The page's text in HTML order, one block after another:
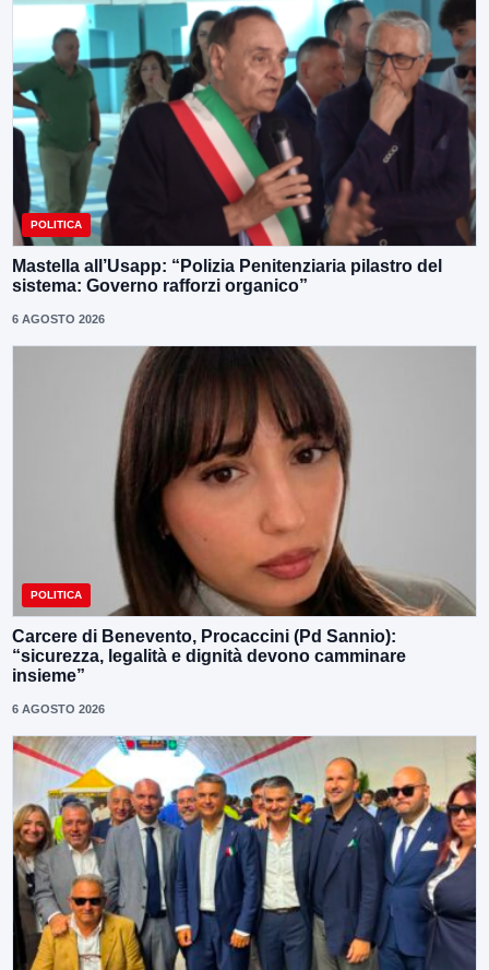
POLITICA
Mastella all’Usapp: “Polizia Penitenziaria pilastro del
sistema: Governo rafforzi organico”
6 AGOSTO 2026
POLITICA
Carcere di Benevento, Procaccini (Pd Sannio):
“sicurezza, legalità e dignità devono camminare
insieme”
6 AGOSTO 2026